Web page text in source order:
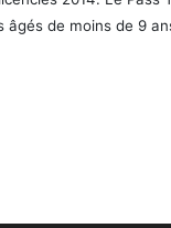
âgés de moins de 9